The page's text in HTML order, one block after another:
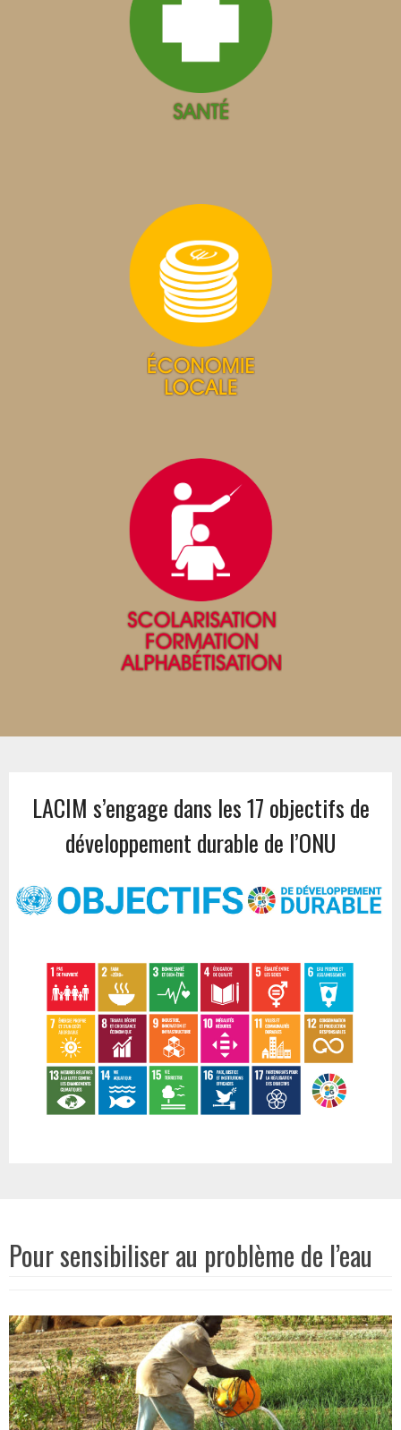
LACIM s’engage dans les 17 objectifs de
développement durable de l’ONU
Pour sensibiliser au problème de l’eau